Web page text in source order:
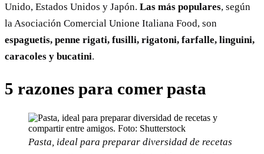
Unido, Estados Unidos y Japón. Las más populares, según
la Asociación Comercial Unione Italiana Food, son
espaguetis, penne rigati, fusilli, rigatoni, farfalle, linguini,
caracoles y bucatini.
5 razones para comer pasta
Pasta, ideal para preparar diversidad de recetas